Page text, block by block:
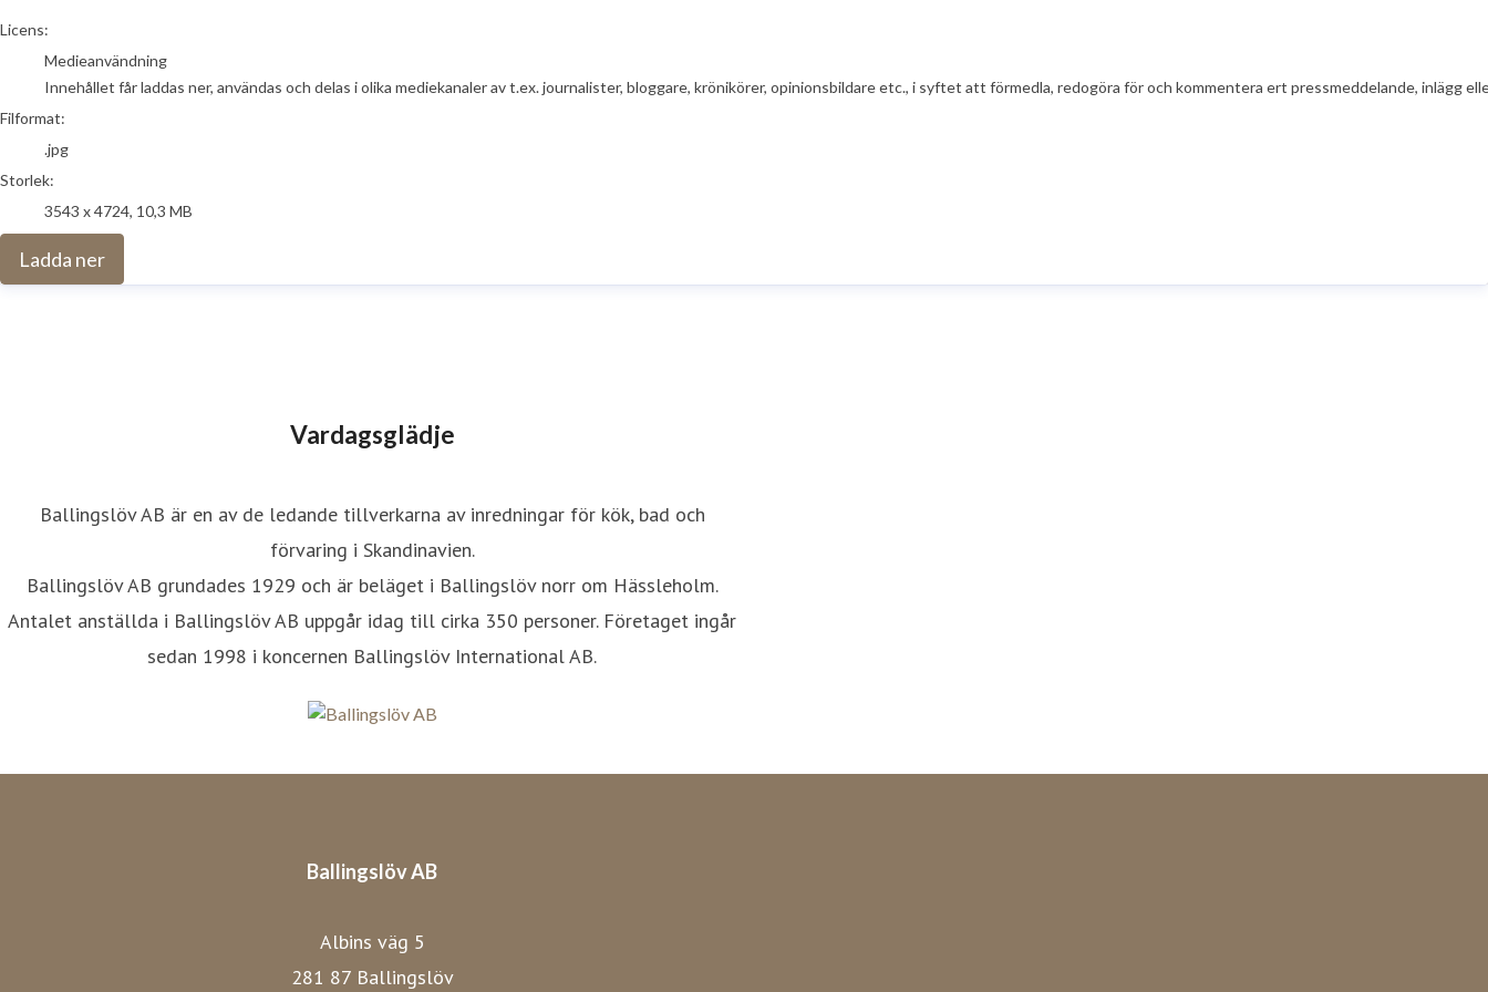
go to media item
Licens:
Medieanvändning
Innehållet får laddas ner, användas och delas i olika mediekanaler av t.ex. journalister, bloggare, krönikörer, opinionsbildare etc., i syftet att förmedla, redogöra för och kommentera ert pressmeddelande,
Filformat:
.jpg
Storlek:
3543 x 4724, 10,3 MB
Ladda ner
Vardagsglädje
Ballingslöv AB är en av de ledande tillverkarna av inredningar för kök, bad och
förvaring i Skandinavien.
Ballingslöv AB grundades 1929 och är beläget i Ballingslöv norr om Hässleholm.
Antalet anställda i Ballingslöv AB uppgår idag till cirka 350 personer. Företaget ingår
sedan 1998 i koncernen Ballingslöv International AB.
Ballingslöv AB
Albins väg 5
281 87 Ballingslöv